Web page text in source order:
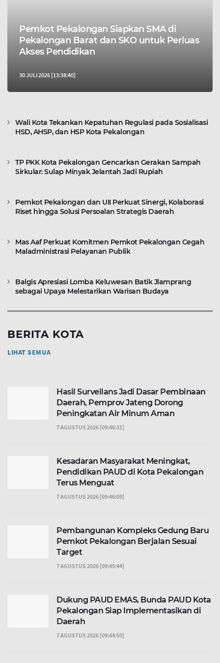
Pemkot Pekalongan Siapkan SMA di
Pekalongan Barat dan SKO untuk Perluas
Akses Pendidikan
30 JULI 2026 [13:38:40]
Wali Kota Tekankan Kepatuhan Regulasi pada Sosialisasi
HSD, AHSP, dan HSP Kota Pekalongan
TP PKK Kota Pekalongan Gencarkan Gerakan Sampah
Sirkular: Sulap Minyak Jelantah Jadi Rupiah
Pemkot Pekalongan dan UII Perkuat Sinergi, Kolaborasi
Riset hingga Solusi Persoalan Strategis Daerah
Mas Aaf Perkuat Komitmen Pemkot Pekalongan Cegah
Maladministrasi Pelayanan Publik
Balgis Apresiasi Lomba Keluwesan Batik Jlamprang
sebagai Upaya Melestarikan Warisan Budaya
BERITA KOTA
LIHAT SEMUA
Hasil Surveilans Jadi Dasar Pembinaan
Daerah, Pemprov Jateng Dorong
Peningkatan Air Minum Aman
7 AGUSTUS 2026 [09:46:31]
Kesadaran Masyarakat Meningkat,
Pendidikan PAUD di Kota Pekalongan
Terus Menguat
7 AGUSTUS 2026 [09:46:09]
Pembangunan Kompleks Gedung Baru
Pemkot Pekalongan Berjalan Sesuai
Target
7 AGUSTUS 2026 [09:45:44]
Dukung PAUD EMAS, Bunda PAUD Kota
Pekalongan Siap Implementasikan di
Daerah
7 AGUSTUS 2026 [09:44:50]